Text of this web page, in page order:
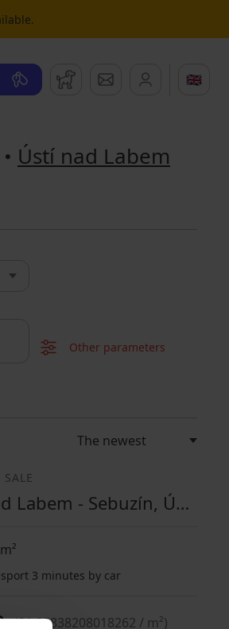
WatchdogMessages 🇬🇧
• Ústí nad Labem
Other parameters
SALE
Ústí nad Labem - Sebuzín, Ústecký Region
m²
3 minutes by car
(21.25838208018262 / m²)